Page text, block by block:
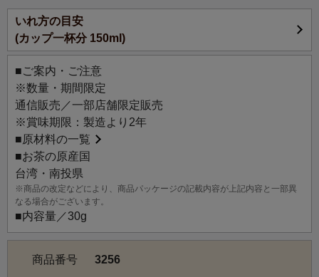
【お茶の説明】
伝統的な製法により、発酵と焙煎をしっかりと行った烏龍
茶で、オレンジがかった紅い水色が特徴です。渋みが少な
く、程よいコクとまろやかさを併せ持ち、熟れた果実のよ
うなとろりとした口当たりが魅力です。
【産地情報】
凍頂烏龍茶の起源は、一説によると清代に科挙の試験を受
けに中国へ渡った林鳳池（リンフォンチー）が成功をおさ
め、故郷に帰る際に持ち帰った茶樹を鹿谷郷凍頂山に植え
たのが始まりといわれています。
主な栽培品種としては青心烏龍が有名ですが、その他にも
金萱や翠玉、四季春などの品種も使用されています。寒暖
として知られています。
いれ方の目安
(カップ一杯分 150ml)
■ご案内・ご注意
※数量・期間限定
通信販売／一部店舗限定販売
※賞味期限：製造より2年
■原材料の一覧
■お茶の原産国
台湾・南投県
※商品の改定などにより、商品パッケージの記載内容が上記内容と一部異
なる場合がございます。
■内容量／30g
商品番号
3256